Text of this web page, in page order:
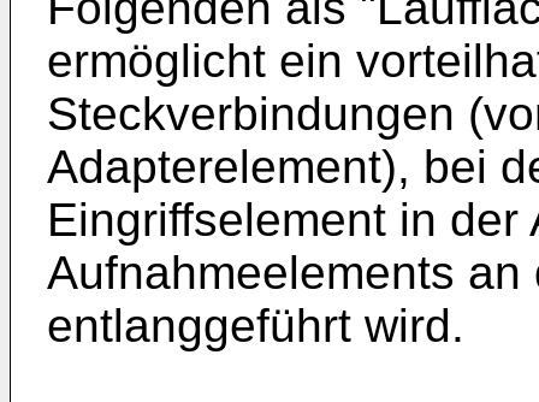
ermöglicht ein
Steckverbindungen
Adapterelement), bei
Eingriffselement in
Aufnahmeelements an
entlanggeführt wird.